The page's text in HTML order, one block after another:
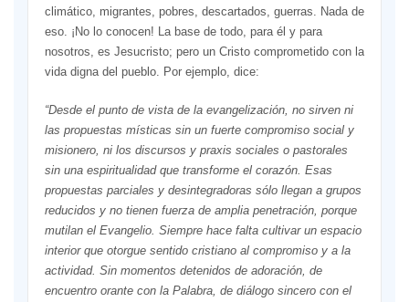
climático, migrantes, pobres, descartados, guerras. Nada de
eso. ¡No lo conocen! La base de todo, para él y para
nosotros, es Jesucristo; pero un Cristo comprometido con la
vida digna del pueblo. Por ejemplo, dice:
“Desde el punto de vista de la evangelización, no sirven ni
las propuestas místicas sin un fuerte compromiso social y
misionero, ni los discursos y praxis sociales o pastorales
sin una espiritualidad que transforme el corazón. Esas
propuestas parciales y desintegradoras sólo llegan a grupos
reducidos y no tienen fuerza de amplia penetración, porque
mutilan el Evangelio. Siempre hace falta cultivar un espacio
interior que otorgue sentido cristiano al compromiso y a la
actividad. Sin momentos detenidos de adoración, de
encuentro orante con la Palabra, de diálogo sincero con el